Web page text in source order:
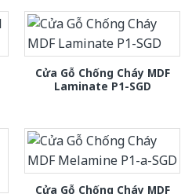
Cửa Gỗ Chống Cháy MDF
Laminate P1-SGD
Cửa Gỗ Chống Cháy MDF